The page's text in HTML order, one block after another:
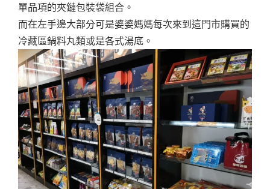
單品項的夾鏈包裝袋組合。
而在左手邊大部分可是婆婆媽媽每次來到這門市購買的
冷藏區鍋料丸類或是各式湯底。